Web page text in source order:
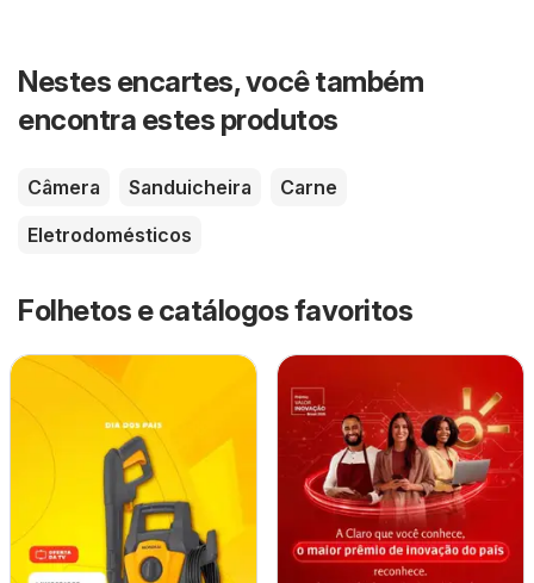
Nestes encartes, você também
encontra estes produtos
Câmera Sanduicheira
Carne
Eletrodomésticos
Folhetos e catálogos favoritos